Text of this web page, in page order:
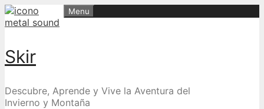
Skip
to
Skir
Descubre, Aprende y Vive la Aventura del
Invierno y Montaña
Menu